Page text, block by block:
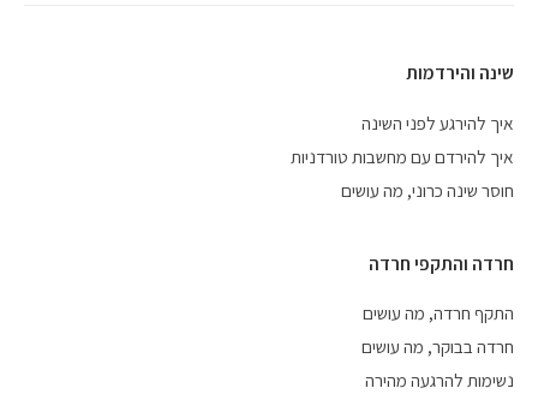
שינה והירדמות
איך להירגע לפני השינה
איך להירדם עם מחשבות טורדניות
חוסר שינה כרוני, מה עושים
חרדה והתקפי חרדה
התקף חרדה, מה עושים
חרדה בבוקר, מה עושים
נשימות להרגעה מהירה